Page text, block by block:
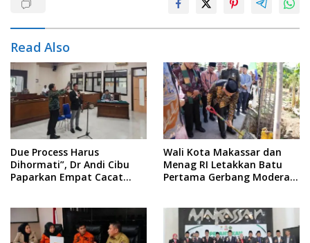
Read Also
Due Process Harus
Dihormati”, Dr Andi Cibu
Paparkan Empat Cacat
Wali Kota Makassar dan
Menag RI Letakkan Batu
Pertama Gerbang Moderasi